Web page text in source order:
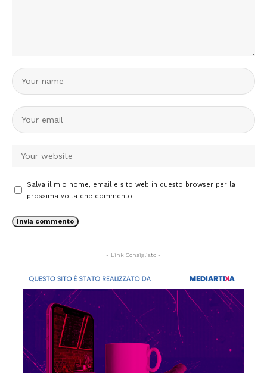
Salva il mio nome, email e sito web in questo browser per la
prossima volta che commento.
- Link Consigliato -